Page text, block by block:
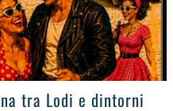
tra Lodi e dintorni